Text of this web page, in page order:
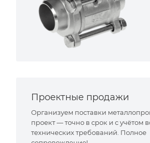
Проектные продажи
Организуем поставки
проект — точно в срок и с учётом
технических требований. Полное